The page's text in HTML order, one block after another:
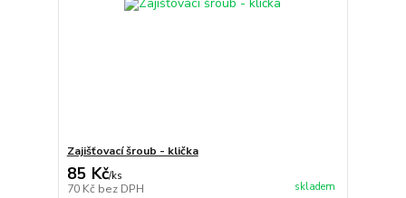
Zajišťovací šroub - klička
85 Kč/ks
70 Kč bez DPH skladem